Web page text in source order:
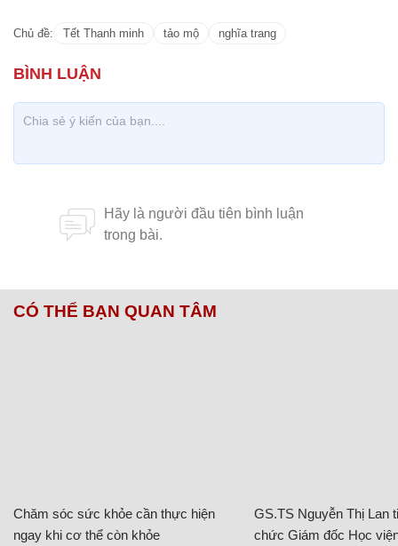
Chủ đề: Tết Thanh minh tảo mộ nghĩa trang
CÓ THỂ BẠN QUAN TÂM
Chăm sóc sức khỏe cần thực hiện
ngay khi cơ thể còn khỏe
GS.TS Nguyễn Thị Lan
chức Giám đốc Học